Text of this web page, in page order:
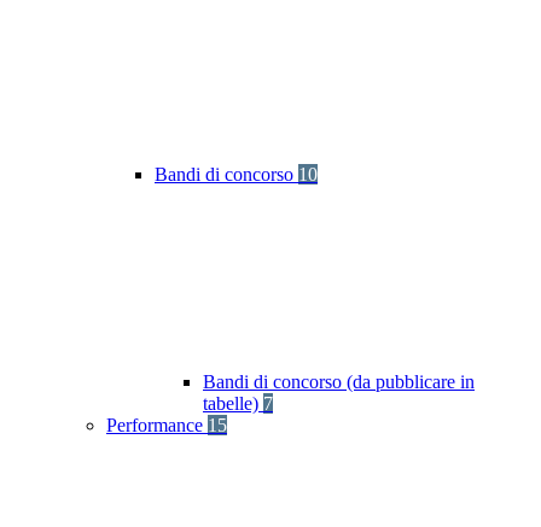
Bandi di concorso 10
Bandi di concorso (da pubblicare in
tabelle) 7
Performance 15